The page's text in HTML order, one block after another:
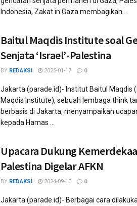
Indonesia, Zakat in Gaza membagikan ...
Baitul Maqdis Institute soal
Senjata ‘Israel’-Palestina
BY REDAKSI 2025-01-17 0
Jakarta (parade.id)- Institut Baitul Maqdis
Maqdis Institute), sebuah lembaga think
berbasis di Jakarta, menyampaikan
kepada Hamas ...
Upacara Dukung
Palestina Digelar AFKN
BY REDAKSI 2024-09-10 0
Jakarta (parade.id)- Berbagai cara